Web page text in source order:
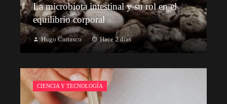
La microbiota intestinal y su rol en el
equilibrio corporal
Hugo Carrasco Hace 2 días
CIENCIA Y TECNOLOGÍA